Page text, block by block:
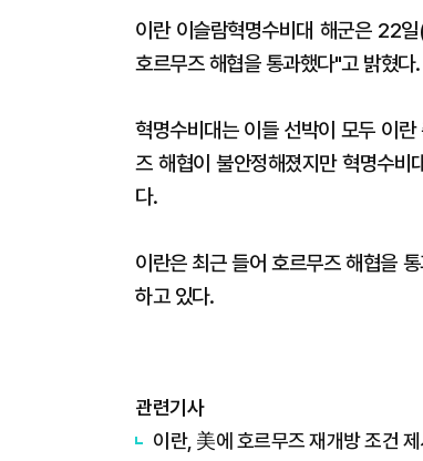
이란 이슬람혁명수비대 해군은 22
호르무즈 해협을 통과했다"고 밝혔다.
혁명수비대는 이들 선박이 모두 이
즈 해협이 불안정해졌지만 혁명수
다.
이란은 최근 들어 호르무즈 해협을
하고 있다.
관련기사
이란, 美에 호르무즈 재개방 조건